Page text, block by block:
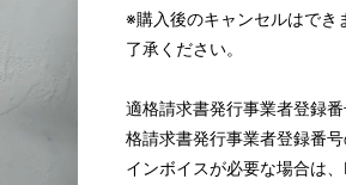
※購入後のキャンセルはでき
了承ください。
適格請求書発行事業者登録
格請求書発行事業者登録番
インボイスが必要な場合は